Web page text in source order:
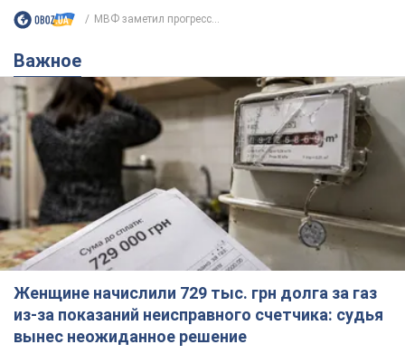
МВФ заметил прогресс...
Важное
Женщине начислили 729 тыс. грн долга за газ
из-за показаний неисправного счетчика: судья
вынес неожиданное решение